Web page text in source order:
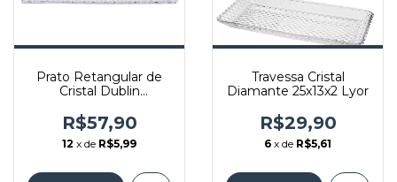
Prato Retangular de
Cristal Dublin
R$57,90
12 x de R$5,99
Travessa Cristal
Diamante 25x13x2 Lyor
R$29,90
6 x de R$5,61